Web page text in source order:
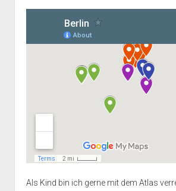
Als Kind bin ich gerne mit dem Atlas